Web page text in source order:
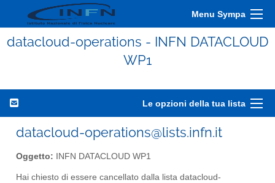
Menu Sympa
datacloud-operations - INFN DATACLOUD
WP1
Le opzioni della tua lista
datacloud-operations@lists.infn.it
Oggetto: INFN DATACLOUD WP1
Hai chiesto di essere cancellato dalla lista datacloud-